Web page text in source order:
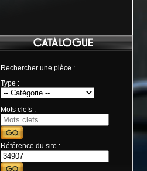
Rechercher une pièce :
Type :
Mots clefs :
Référence du site :